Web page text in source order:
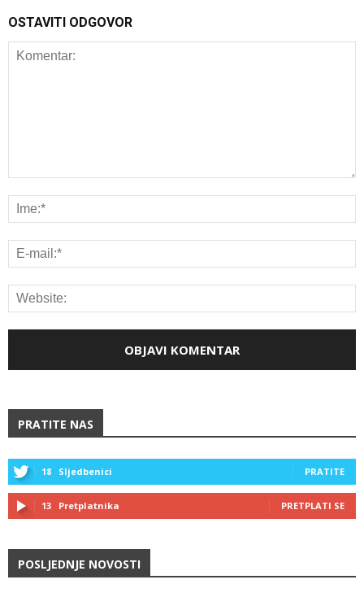
OSTAVITI ODGOVOR
PRATITE NAS
18 Sljedbenici PRATITE
13 Pretplatnika PRETPLATI SE
POSLJEDNJE NOVOSTI